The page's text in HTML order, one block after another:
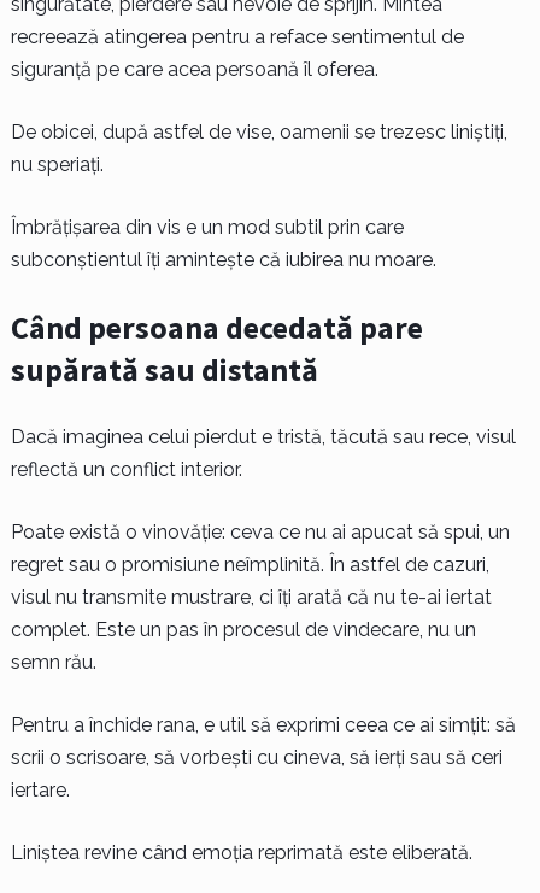
recreează atingerea pentru a reface sentimentul de
siguranță pe care acea persoană îl oferea.
De obicei, după astfel de vise, oamenii se trezesc liniștiți,
nu speriați.
Îmbrățișarea din vis e un mod subtil prin care
subconștientul îți amintește că iubirea nu moare.
Când persoana decedată pare
supărată sau distantă
Dacă imaginea celui pierdut e tristă, tăcută sau rece, visul
reflectă un conflict interior.
Poate există o vinovăție: ceva ce nu ai apucat să spui, un
regret sau o promisiune neîmplinită. În astfel de cazuri,
visul nu transmite mustrare, ci îți arată că nu te-ai iertat
complet. Este un pas în procesul de vindecare, nu un
semn rău.
Pentru a închide rana, e util să exprimi ceea ce ai simțit: să
scrii o scrisoare, să vorbești cu cineva, să ierți sau să ceri
iertare.
Liniștea revine când emoția reprimată este eliberată.